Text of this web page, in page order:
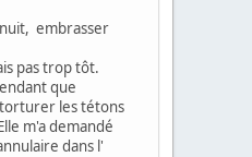
embrasser
pas trop tôt.
que
torturer les tétons
m'a demandé
dans l'